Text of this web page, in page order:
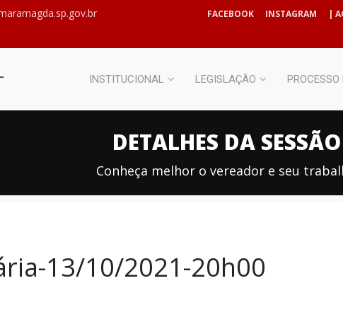
FACEBOOK INSTAGRAM |
INSTITUCIONAL LEGISLAÇÃO
DETALHES DA SESSÃO
Conheça melhor o vereador e seu
13/10/2021-20h00